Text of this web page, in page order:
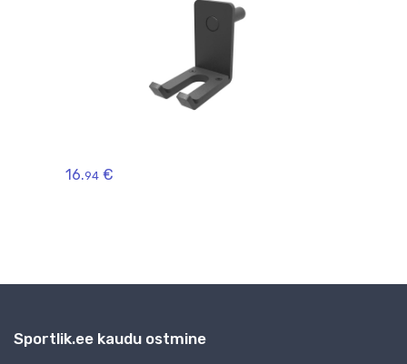
16.94 €
Sportlik.ee kaudu ostmine